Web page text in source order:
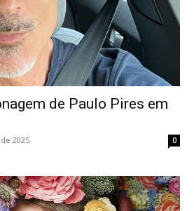
de Paulo Pires em
2025 0